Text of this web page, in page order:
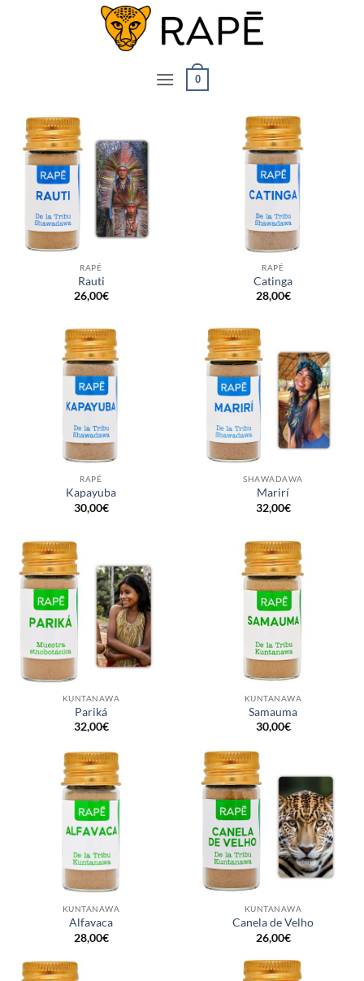
0
RAPÉ
Rauti
26,00€
RAPÉ
Catinga
28,00€
RAPÉ
Kapayuba
30,00€
SHAWADAWA
Marirí
32,00€
KUNTANAWA
Pariká
32,00€
KUNTANAWA
Samauma
30,00€
KUNTANAWA
Alfavaca
28,00€
KUNTANAWA
Canela de Velho
26,00€